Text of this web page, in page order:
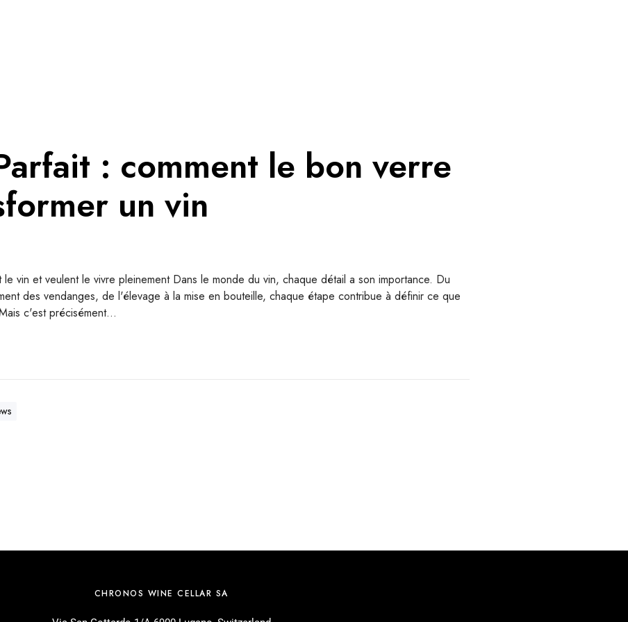
: comment le bon verre
un vin
vin et veulent le vivre pleinement Dans le monde du vin, chaque détail a son importance. Du
des vendanges, de l'élevage à la mise en bouteille, chaque étape contribue à définir ce que
c'est précisément…
CHRONOS WINE CELLAR SA